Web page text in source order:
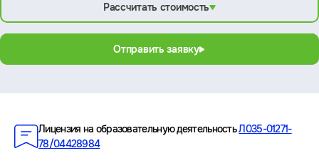
Рассчитать стоимость
Отправить заявку
Лицензия на образовательную деятельностьЛ035-01271-
78/04428984